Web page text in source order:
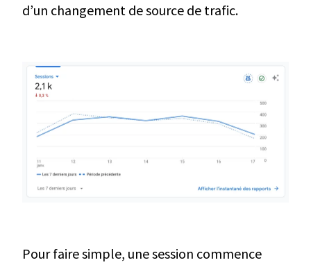
d’un changement de source de trafic.
Pour faire simple, une session commence